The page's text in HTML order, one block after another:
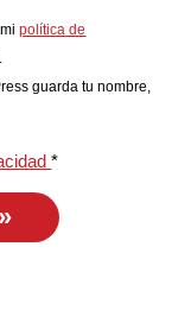
mipolítica de
guarda tu nombre,
*